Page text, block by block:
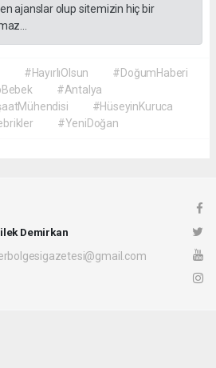
ajanslar olup sitemizin hiç bir
#HayırlıOlsun
#DoğumHaberi
#Antalya
#HüseyinKuruca
#YeniDoğan
Demirkan